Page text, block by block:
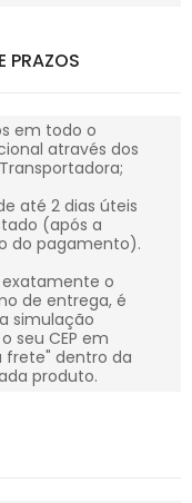
PRAZOS
em todo o
através dos
até 2 dias úteis
(após a
do pagamento).
exatamente o
de entrega, é
simulação
seu CEP em
frete" dentro da
produto.